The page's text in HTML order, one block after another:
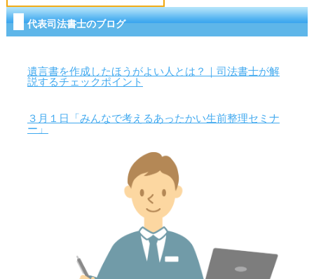
代表司法書士のブログ
遺言書を作成したほうがよい人とは？｜司法書士が解
説するチェックポイント
３月１日「みんなで考えるあったかい生前整理セミナ
ー」